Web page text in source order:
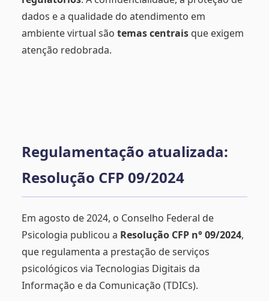
dados e a qualidade do atendimento em
ambiente virtual são temas centrais que exigem
atenção redobrada.
Regulamentação atualizada:
Resolução CFP 09/2024
Em agosto de 2024, o Conselho Federal de
Psicologia publicou a Resolução CFP n° 09/2024,
que regulamenta a prestação de serviços
psicológicos via Tecnologias Digitais da
Informação e da Comunicação (TDICs).